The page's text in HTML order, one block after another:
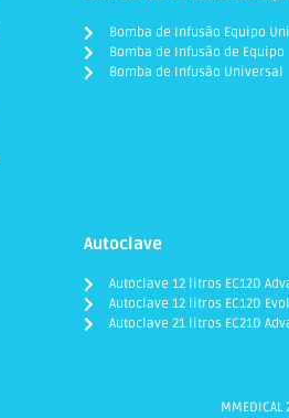
Bomba de Infusão Equipo
Bomba de Infusão de Equipo
Bomba de Infusão Universal
Autoclave
Autoclave 12 litros EC12D
Autoclave 12 litros EC12D
Autoclave 21 litros EC21D